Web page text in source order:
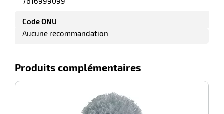
Code ONU
Aucune recommandation
Produits complémentaires